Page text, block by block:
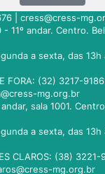
| cress@cress-
- 11º andar. Centro.
a sexta, das 13h
FORA: (32) 3217-9186 |
mg.org.br
sala 1001.
a sexta, das 13h
CLAROS: (38) 3221-
mg.org.br